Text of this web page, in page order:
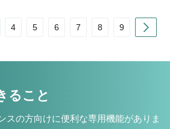
4 5 6 7 8 9
ること
スの方向けに便利な専用機能がありま